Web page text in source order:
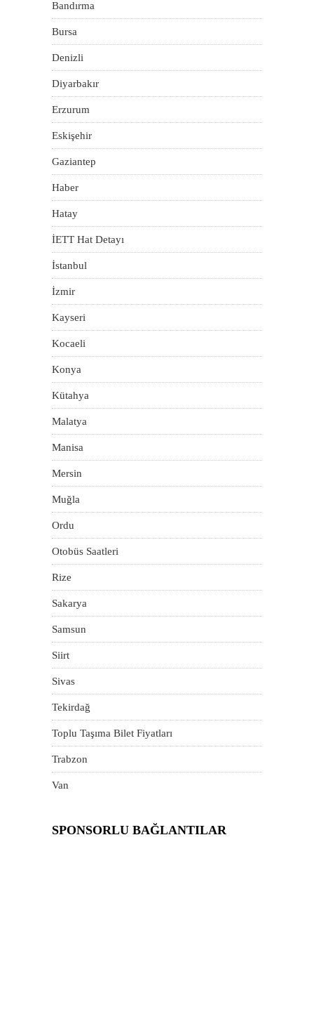
Bandırma
Bursa
Denizli
Diyarbakır
Erzurum
Eskişehir
Gaziantep
Haber
Hatay
İETT Hat Detayı
İstanbul
İzmir
Kayseri
Kocaeli
Konya
Kütahya
Malatya
Manisa
Mersin
Muğla
Ordu
Otobüs Saatleri
Rize
Sakarya
Samsun
Siirt
Sivas
Tekirdağ
Toplu Taşıma Bilet Fiyatları
Trabzon
Van
SPONSORLU BAĞLANTILAR